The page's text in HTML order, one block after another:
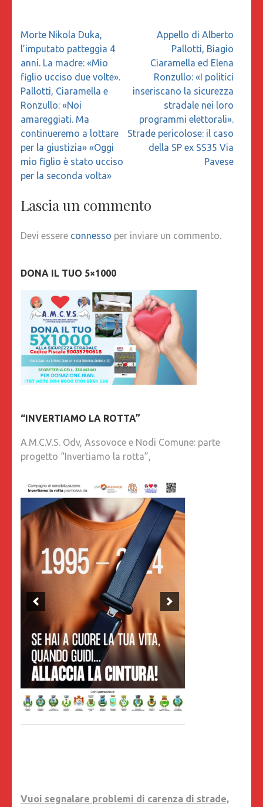
Navigazione
articoli
Morte Nikola Duka,
l’imputato patteggia 4
anni. La madre: «Mio
figlio ucciso due volte».
Pallotti, Ciaramella e
Ronzullo: «Noi
amareggiati. Ma
continueremo a lottare
per la giustizia» «Oggi
mio figlio è stato ucciso
per la seconda volta»
Appello di Alberto
Pallotti, Biagio
Ciaramella ed Elena
Ronzullo: «I politici
inseriscano la sicurezza
stradale nei loro
programmi elettorali».
Strade pericolose: il caso
della SP ex SS35 Via
Pavese
Lascia un commento
Devi essere connesso per inviare un commento.
DONA IL TUO 5×1000
“INVERTIAMO LA ROTTA”
A.M.C.V.S. Odv, Assovoce e Nodi Comune: parte
progetto “Invertiamo la rotta”,
Vuoi segnalare problemi di carenza di strade,